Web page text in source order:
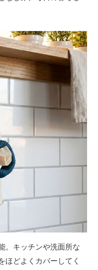
。キッチンや洗面所な
ほどよくカバーしてく